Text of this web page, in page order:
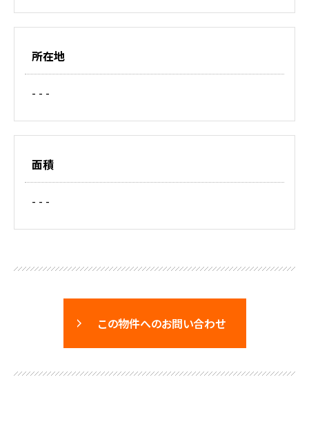
所在地
- - -
面積
- - -
この物件へのお問い合わせ